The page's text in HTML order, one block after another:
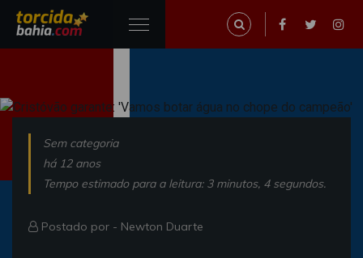
Sem categoria
há 12 anos
Tempo estimado para a leitura: 3 minutos, 4 segundos.
Postado por - Newton Duarte